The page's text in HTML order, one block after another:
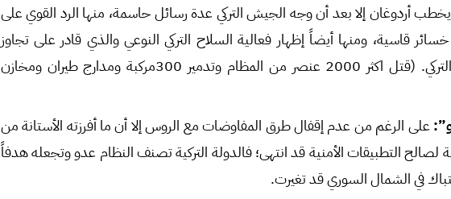
أردوغان إلا بعد أن وجه الجيش التركي عدة رسائل حاسمة، منها الرد القوي على
قاسية، ومنها أيضاً إظهار فعالية السلاح التركي النوعي والذي قادر على تجاوز
قضية تغييب سلاح الجو التركي. (قتل اكثر 2000 عنصر من المظام وتدمير 300مركبة ومدارج طيران ومخازن
على الرغم من عدم إقفال طرق المفاوضات مع الروس إلا أن ما أفرزته الأستانة من
التطبيقات الأمنية قد انتهى؛ فالدولة التركية تصنف النظام عدو وتجعله هدفاً
في الشمال السوري قد تغيرت.